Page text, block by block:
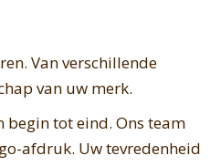
Van verschillende
van uw merk.
begin tot eind. Ons team
afdruk. Uw tevredenheid